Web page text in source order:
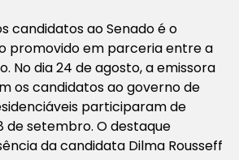
candidatos ao Senado é o
promovido em parceria entre a
No dia 24 de agosto, a emissora
os candidatos ao governo de
participaram de
de setembro. O destaque
da candidata Dilma Rousseff